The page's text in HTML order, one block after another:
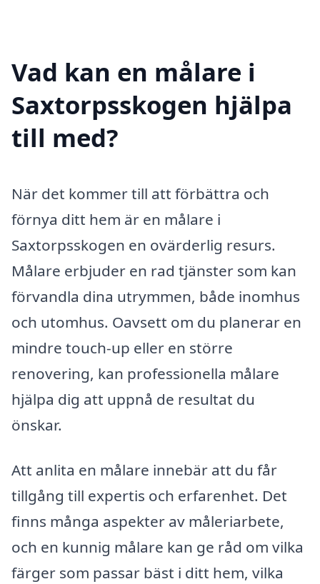
Vad kan en målare i
Saxtorpsskogen hjälpa
till med?
När det kommer till att förbättra och
förnya ditt hem är en målare i
Saxtorpsskogen en ovärderlig resurs.
Målare erbjuder en rad tjänster som kan
förvandla dina utrymmen, både inomhus
och utomhus. Oavsett om du planerar en
mindre touch-up eller en större
renovering, kan professionella målare
hjälpa dig att uppnå de resultat du
önskar.
Att anlita en målare innebär att du får
tillgång till expertis och erfarenhet. Det
finns många aspekter av måleriarbete,
och en kunnig målare kan ge råd om vilka
färger som passar bäst i ditt hem, vilka